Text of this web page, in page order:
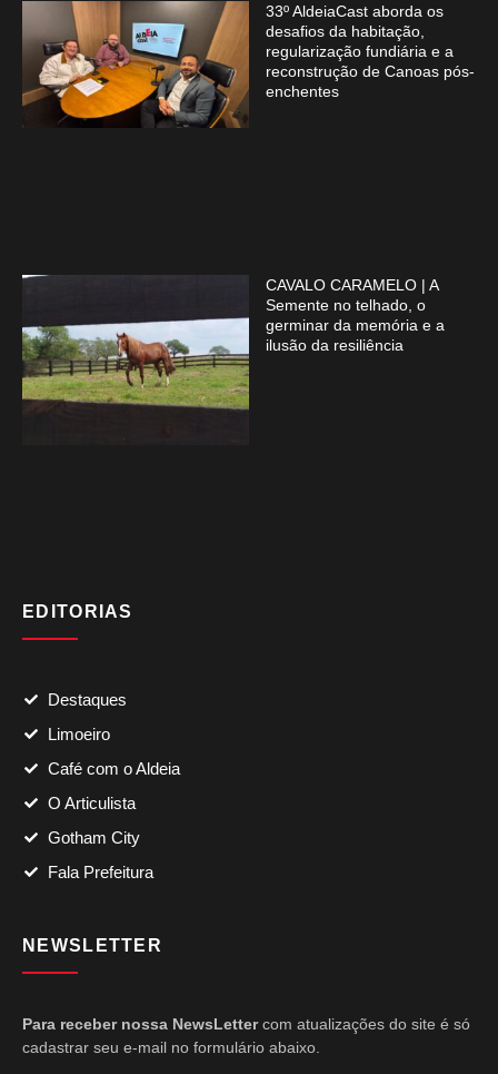
33º AldeiaCast aborda os
desafios da habitação,
regularização fundiária e a
reconstrução de Canoas pós-
enchentes
CAVALO CARAMELO | A
Semente no telhado, o
germinar da memória e a
ilusão da resiliência
EDITORIAS
Destaques
Limoeiro
Café com o Aldeia
O Articulista
Gotham City
Fala Prefeitura
NEWSLETTER
Para receber nossa NewsLettercom atualizações do site é só
cadastrar seu e-mail no formulário abaixo.